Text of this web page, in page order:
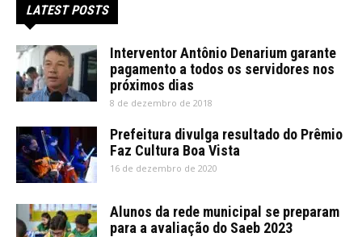
LATEST POSTS
Interventor Antônio Denarium garante
pagamento a todos os servidores nos
próximos dias
8 de dezembro de 2018
Prefeitura divulga resultado do Prêmio
Faz Cultura Boa Vista
16 de dezembro de 2020
Alunos da rede municipal se preparam
para a avaliação do Saeb 2023